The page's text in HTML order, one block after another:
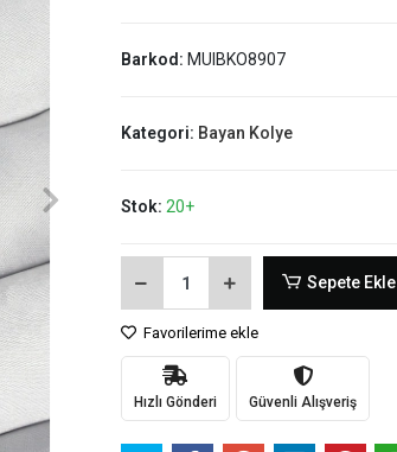
Barkod: MUIBKO8907
Kategori: Bayan Kolye
Stok: 20+
Sepete Ekle
Favorilerime ekle
Hızlı Gönderi Güvenli Alışveriş